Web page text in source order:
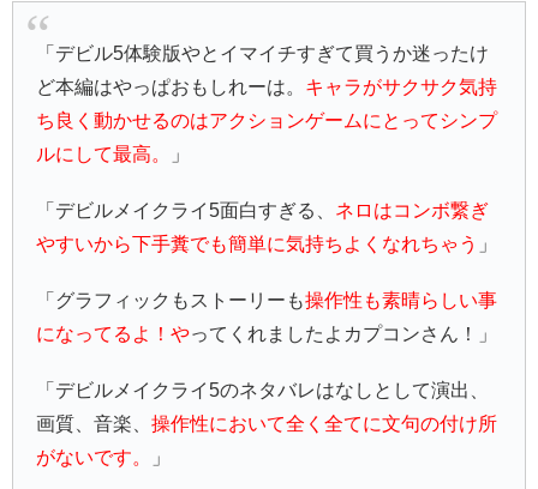
「デビル5体験版やとイマイチすぎて買うか迷ったけ
ど本編はやっぱおもしれーは。 キャラがサクサク気持
ち良く動かせるのはアクションゲームにとってシンプ
ルにして最高。
」
「デビルメイクライ5面白すぎる、 ネロはコンボ繋ぎ
やすいから下手糞でも簡単に気持ちよくなれちゃう 」
「グラフィックもストーリーも操作性も素晴らしい事
になってるよ！やってくれましたよカプコンさん！」
「デビルメイクライ5のネタバレはなしとして演出、
画質、音楽、操作性において全く全てに文句の付け所
がないです。
」